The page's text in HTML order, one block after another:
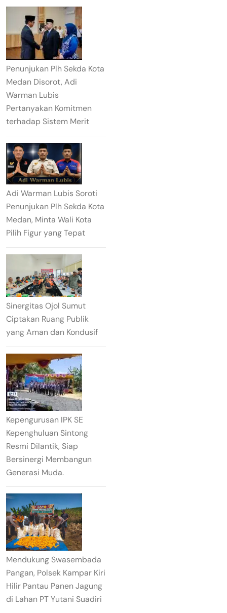
Penunjukan Plh Sekda Kota
Medan Disorot, Adi
Warman Lubis
Pertanyakan Komitmen
terhadap Sistem Merit
Adi Warman Lubis Soroti
Penunjukan Plh Sekda Kota
Medan, Minta Wali Kota
Pilih Figur yang Tepat
Sinergitas Ojol Sumut
Ciptakan Ruang Publik
yang Aman dan Kondusif
Kepengurusan IPK SE
Kepenghuluan Sintong
Resmi Dilantik, Siap
Bersinergi Membangun
Generasi Muda.
Mendukung Swasembada
Pangan, Polsek Kampar Kiri
Hilir Pantau Panen Jagung
di Lahan PT Yutani Suadiri